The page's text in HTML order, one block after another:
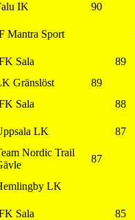
IK 90
Mantra Sport
Sala 89
Gränslöst 89
Sala 88
LK 87
Nordic Trail
87
LK
Sala 85